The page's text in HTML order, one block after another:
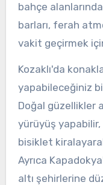
bahçe
barları, ferah
vakit geçirmek
Kozaklı'da
yapabileceğiniz
Doğal güzellikler
yürüyüş
bisiklet
Ayrıca
altı şehirlerine